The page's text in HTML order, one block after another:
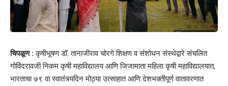
चिपळूण :कृषीभूषण डॉ. तानाजीराव चोरगे शिक्षण व संशोधन संस्थेद्वारे संचलित
गोविंदरावजी निकम कृषी महाविद्यालय आणि जिजामाता महिला कृषी महाविद्यालयात,
भारताचा ७९ वा स्वातंत्र्यदिन मोठ्या उत्साहात आणि देशभक्तीपूर्ण वातावरणात